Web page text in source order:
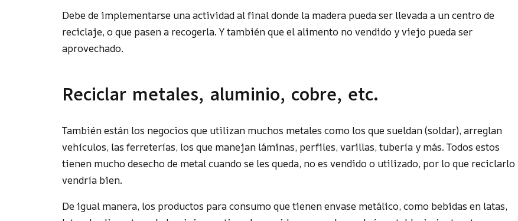
Debe de implementarse una actividad al final donde la madera pueda ser llevada a un centro de
reciclaje, o que pasen a recogerla. Y también que el alimento no vendido y viejo pueda ser
aprovechado.
Reciclar metales, aluminio, cobre, etc.
También están los negocios que utilizan muchos metales como los que sueldan (soldar), arreglan
vehículos, las ferreterías, los que manejan láminas, perfiles, varillas, tubería y más. Todos estos
tienen mucho desecho de metal cuando se les queda, no es vendido o utilizado, por lo que reciclarlo
vendría bien.
De igual manera, los productos para consumo que tienen envase metálico, como bebidas en latas,